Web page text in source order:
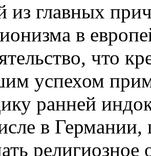
из главных
в
что
успехом
ранней
в